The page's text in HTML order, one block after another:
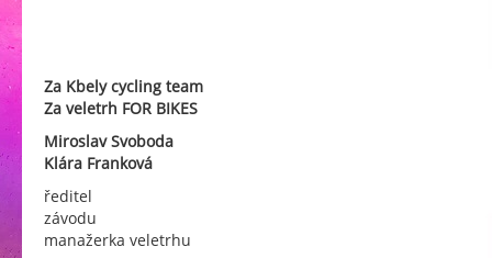
Za Kbely cycling team
Za veletrh FOR BIKES
Miroslav Svoboda
Klára Franková
ředitel
závodu
manažerka veletrhu